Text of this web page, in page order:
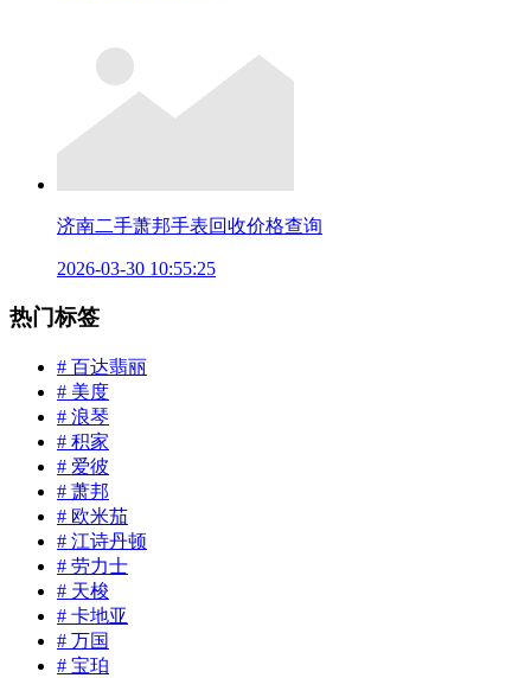
济南二手萧邦手表回收价格查询
2026-03-30 10:55:25
热门标签
# 百达翡丽
# 美度
# 浪琴
# 积家
# 爱彼
# 萧邦
# 欧米茄
# 江诗丹顿
# 劳力士
# 天梭
# 卡地亚
# 万国
# 宝珀